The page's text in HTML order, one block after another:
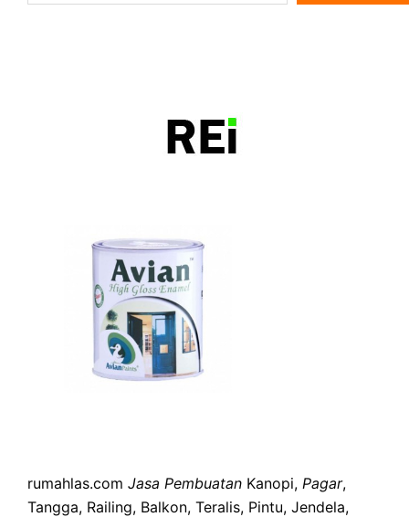
rumahlas.com Jasa Pembuatan Kanopi, Pagar,
Tangga, Railing, Balkon, Teralis, Pintu, Jendela,